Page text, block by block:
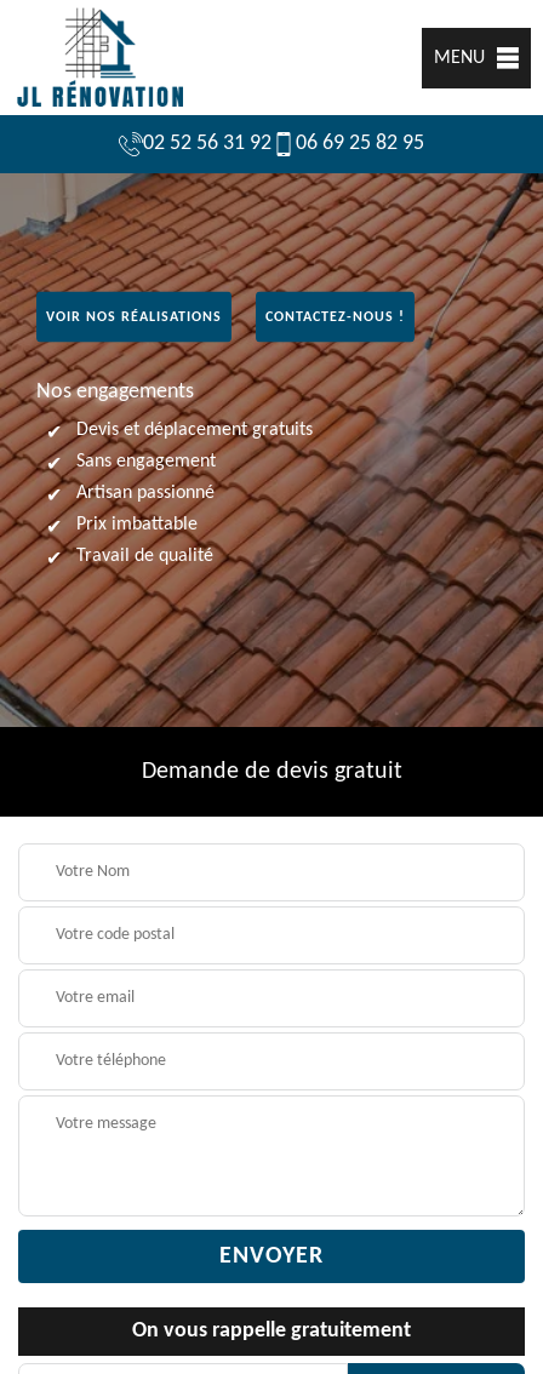
MENU
02 52 56 31 92 06 69 25 82 95
VOIR NOS RÉALISATIONS CONTACTEZ-NOUS !
Nos engagements
Devis et déplacement gratuits
Sans engagement
Artisan passionné
Prix imbattable
Travail de qualité
Demande de devis gratuit
On vous rappelle gratuitement